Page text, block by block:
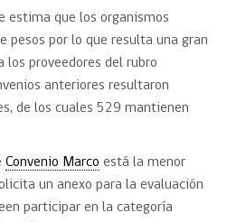
estima que los organismos
pesos por lo que resulta una gran
los proveedores del rubro
anteriores resultaron
de los cuales 529 mantienen
Convenio Marco está la menor
un anexo para la evaluación
participar en la categoría